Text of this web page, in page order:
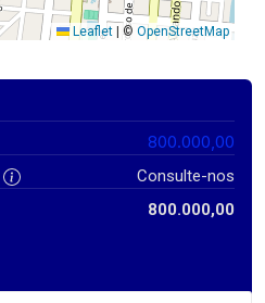
Leaflet © OpenStreetMap
800.000,00
Consulte-nos
800.000,00